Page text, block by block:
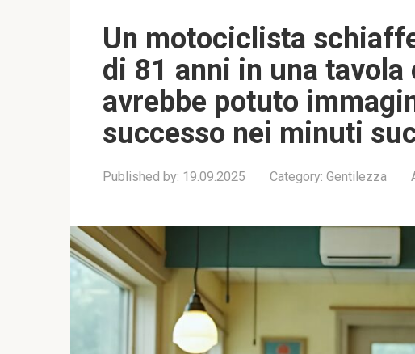
Un motociclista
di 81 anni in una
avrebbe potuto
successo nei minuti
Published by: 19.09.2025 Category: Gentilezza